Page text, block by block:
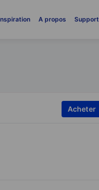
A propos Support
Acheter